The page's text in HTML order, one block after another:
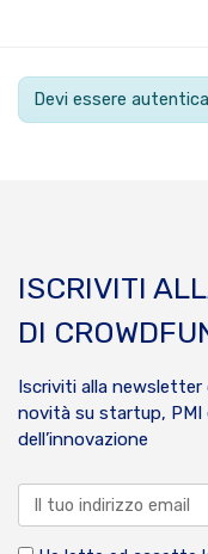
Devi essere
ISCRIVITI
DI
Iscriviti alla newsletter
novità su startup, PMI
dell’innovazione